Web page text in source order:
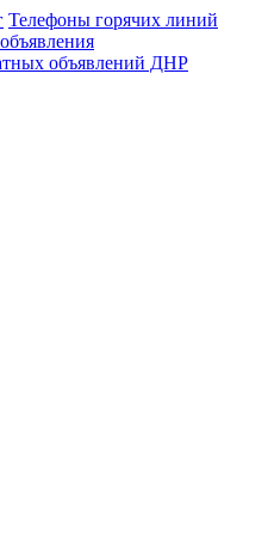
Телефоны горячих линий